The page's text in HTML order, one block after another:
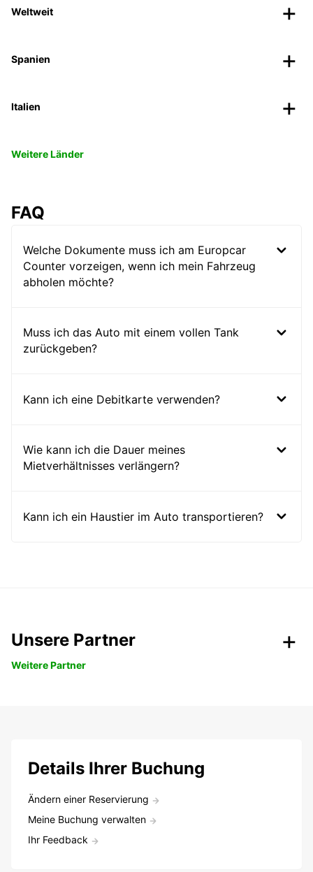
Weltweit
Spanien
Italien
Weitere Länder
FAQ
Welche Dokumente muss ich am Europcar
Counter vorzeigen, wenn ich mein Fahrzeug
abholen möchte?
Muss ich das Auto mit einem vollen Tank
zurückgeben?
Kann ich eine Debitkarte verwenden?
Wie kann ich die Dauer meines
Mietverhältnisses verlängern?
Kann ich ein Haustier im Auto transportieren?
Unsere Partner
Weitere Partner
Details Ihrer Buchung
Ändern einer Reservierung
Meine Buchung verwalten
Ihr Feedback